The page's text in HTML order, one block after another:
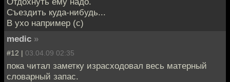
Съездить куда-нибудь...
В ухо например (с)
medic »
#12 | 03.04.09 02:35
пока читал заметку израсходовал весь матерный
словарный запас.